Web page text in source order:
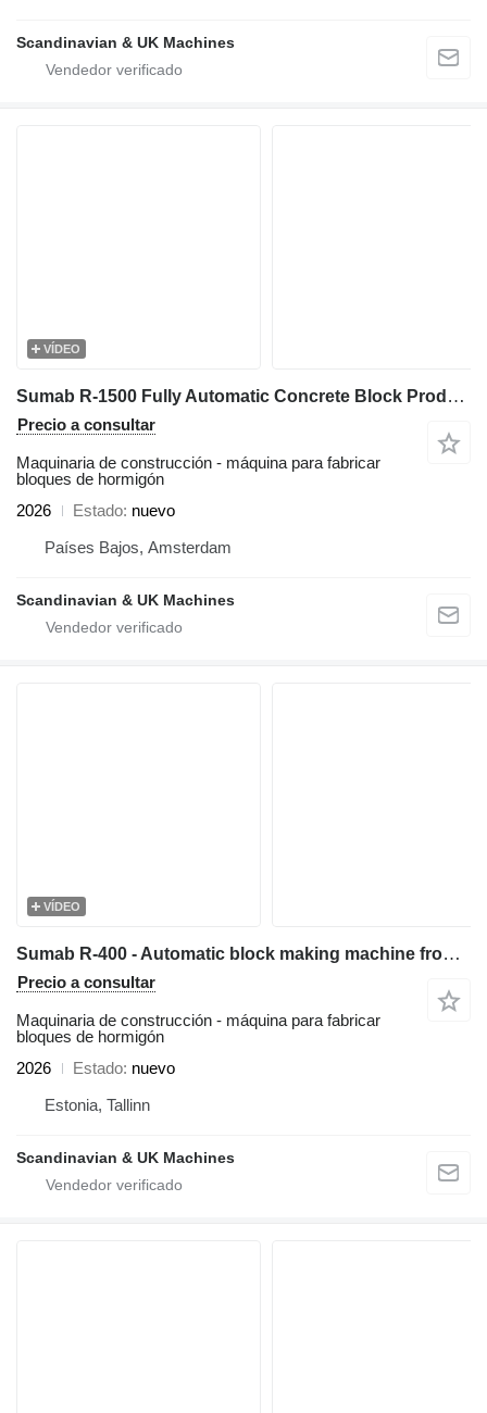
Scandinavian & UK Machines
VÍDEO
Sumab R-1500 Fully Automatic Concrete Block Production Line
Precio a consultar
Maquinaria de construcción - máquina para fabricar
bloques de hormigón
2026
Estado nuevo
Países Bajos, Amsterdam
Scandinavian & UK Machines
VÍDEO
Sumab R-400 - Automatic block making machine from Sweden
Precio a consultar
Maquinaria de construcción - máquina para fabricar
bloques de hormigón
2026
Estado nuevo
Estonia, Tallinn
Scandinavian & UK Machines